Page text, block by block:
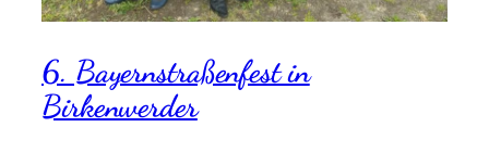
6. Bayernstraßenfest in
Birkenwerder